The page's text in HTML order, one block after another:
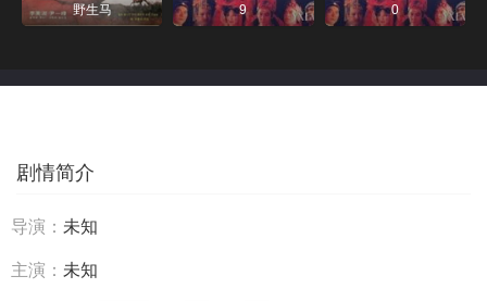
野生马
9
0
剧情简介
导演： 未知
主演： 未知